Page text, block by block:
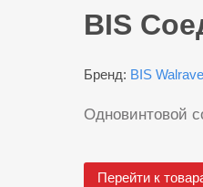
BIS
Бренд: BIS
Одновинтовой
Перейти к